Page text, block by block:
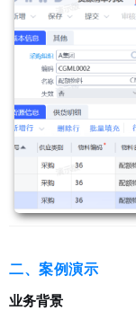
二、案例演示
业务背景